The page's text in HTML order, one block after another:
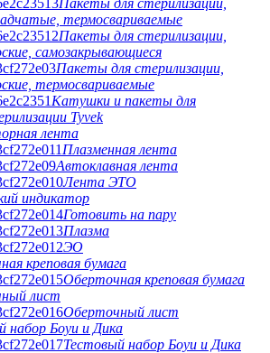
Пакеты для стерилизации,
термосвариваемые
Пакеты для стерилизации,
самозакрывающиеся
Пакеты для стерилизации,
термосвариваемые
Катушки и пакеты для
Tyvek
лента
Плазменная лента
Автоклавная лента
Лента ЭТО
индикатор
Готовить на пару
Плазма
ЭО
креповая бумага
Оберточная креповая бумага
лист
Оберточный лист
набор Боуи и Дика
Тестовый набор Боуи и Дика